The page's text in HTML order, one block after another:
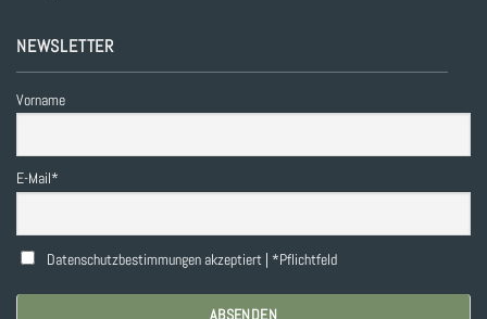
NEWSLETTER
Vorname
E-Mail*
Datenschutzbestimmungen akzeptiert | *Pflichtfeld